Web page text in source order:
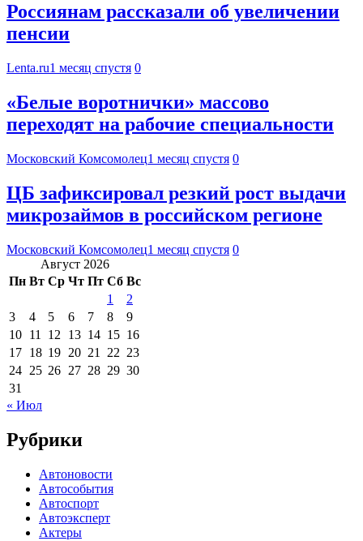
Россиянам рассказали об увеличении
пенсии
Lenta.ru1 месяц спустя 0
«Белые воротнички» массово
переходят на рабочие специальности
Московский Комсомолец1 месяц спустя 0
ЦБ зафиксировал резкий рост выдачи
микрозаймов в российском регионе
Московский Комсомолец1 месяц спустя 0
Август 2026
Пн Вт Ср Чт Пт Сб Вс
1
2
3
4 5 6 7 8
9
10 11 12 13 14 15 16
17 18 19 20 21 22 23
24 25 26 27 28 29 30
31
« Июл
Рубрики
Автоновости
Автособытия
Автоспорт
Автоэксперт
Актеры